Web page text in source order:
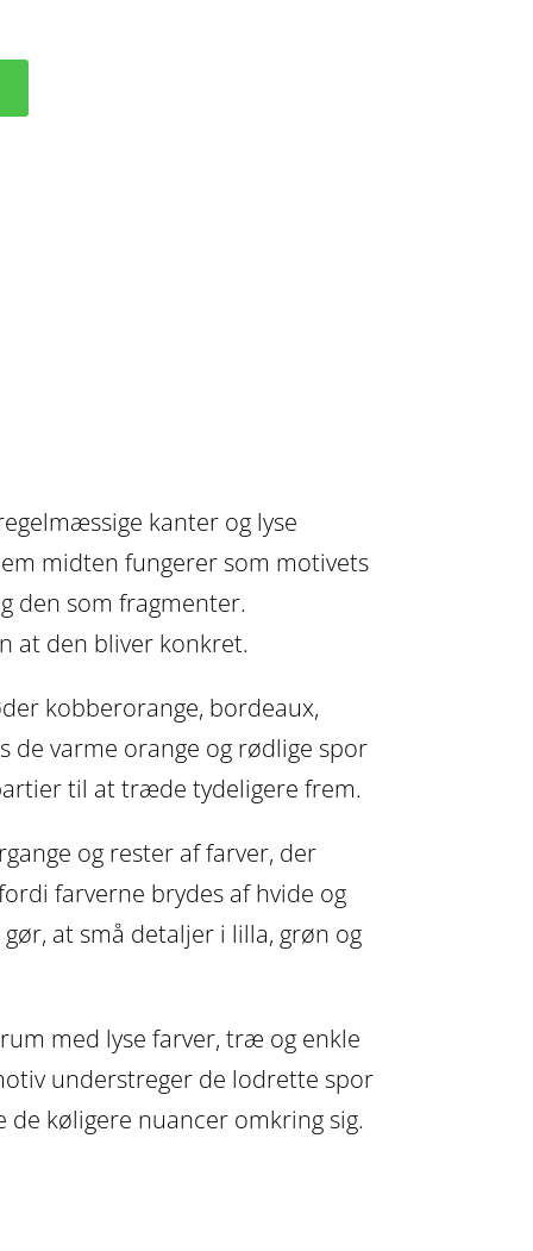
kanter og lyse
midten fungerer som motivets
den som fragmenter.
at den bliver konkret.
kobberorange, bordeaux,
de varme orange og rødlige spor
til at træde tydeligere frem.
og rester af farver, der
farverne brydes af hvide og
at små detaljer i lilla, grøn og
med lyse farver, træ og enkle
understreger de lodrette spor
køligere nuancer omkring sig.